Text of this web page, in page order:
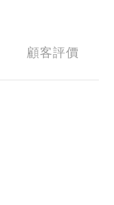
顧客評價